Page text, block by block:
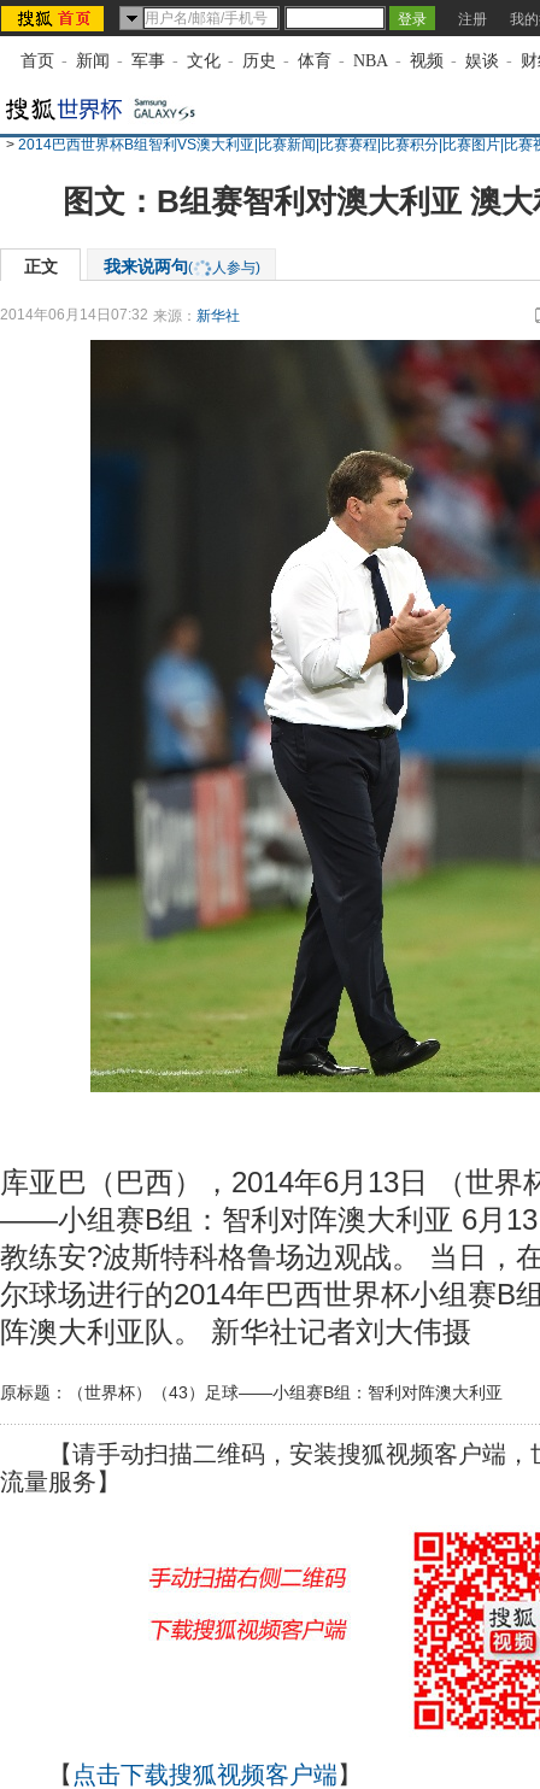
注册 我
首页 - 新闻 - 军事 - 文化 - 历史 - 体育 - NBA - 视频 - 娱谈 -
> 2014巴西世界杯B组智利VS澳大利亚|比赛新闻|比赛赛程|比赛积分|比赛图片|比赛
图文：B组赛智利对澳大利亚 澳
正文 我来说两句( 人参与)
2014年06月14日07:32 来源： 新华社
库亚巴（巴西），2014年6月13日 （世界
——小组赛B组：智利对阵澳大利亚 6月
教练安?波斯特科格鲁场边观战。 当日，
尔球场进行的2014年巴西世界杯小组赛B
阵澳大利亚队。 新华社记者刘大伟摄
原标题：（世界杯）（43）足球——小组赛B组：智利对阵澳大利亚
【请手动扫描二维码，安装搜狐视频客户端，
流量服务】
【 点击下载搜狐视频客户端】